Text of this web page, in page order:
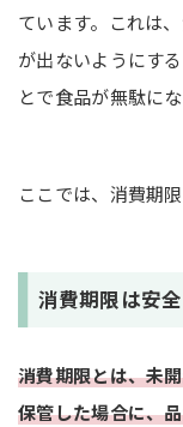
に食べる
【具体例を
卵：賞味
ています。これは
が出ないようにす
とで食品が無駄に
ここでは、消費期
消費期限は安
消費期限とは、未
保管した場合に、